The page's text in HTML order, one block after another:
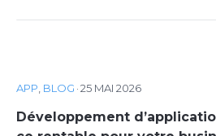
APP BLOG ·25 MAI 2026
Développement